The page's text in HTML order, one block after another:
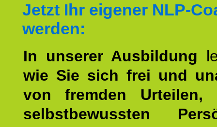
Jetzt Ihr eigener NLP-
werden:
In unserer Ausbildung
wie Sie sich frei und
von fremden Urteilen,
selbstbewussten